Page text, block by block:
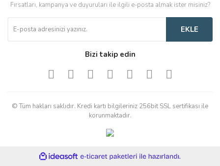
Fırsatları, kampanya ve duyuruları ile ilgili e-posta almak ister misiniz?
EKLE
Bizi takip edin
© Tüm hakları saklıdır. Kredi kartı bilgileriniz 256bit SSL sertifikası ile
korunmaktadır.
ideasoft
e-